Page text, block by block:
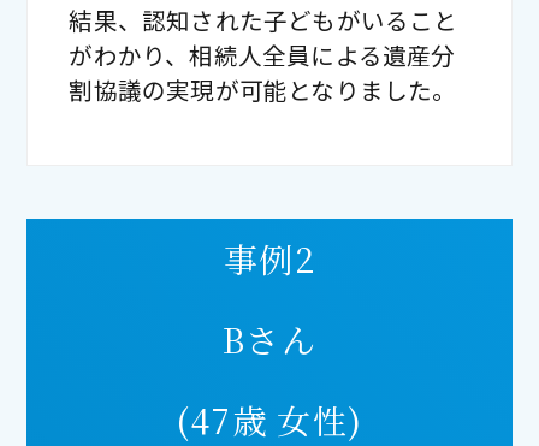
結果、認知された子どもがいること
がわかり、相続人全員による遺産分
割協議の実現が可能となりました。
事例2
Bさん
(47歳 女性)